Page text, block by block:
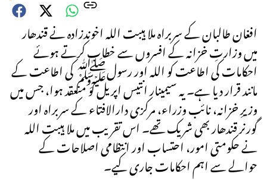
افغان طالبان کے سربراہ ملا ہیبت اللہ اخوندزادہ نے قندھار
میں وزارتِ خزانہ کے افسروں سے خطاب کرتے ہوئے
احکامات کی اطاعت کو اللہ اور رسولﷺ کی اطاعت کے
مانند قرار دیا ہے۔ یہ سیمینار انتیس اپریل کو منعقد ہوا، جس میں
وزیرِ خزانہ، نائب وزراء، مرکزی دارالافتاء کے سربراہ اور
گورنر قندھار بھی شریک تھے۔ اس تقریب میں ملا ہیبت اللہ
نے حکومتی امور، احتساب اور انتظامی اصلاحات کے
حوالے سے اہم احکامات جاری کیے۔